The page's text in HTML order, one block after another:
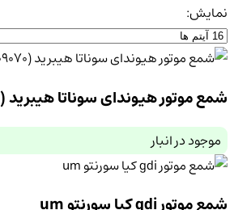
نمایش:
شمع موتور هیوندای سوناتا هیبرید (1884909070)
موجود در انبار